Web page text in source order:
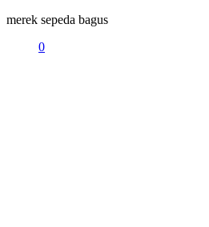
merek sepeda bagus
0